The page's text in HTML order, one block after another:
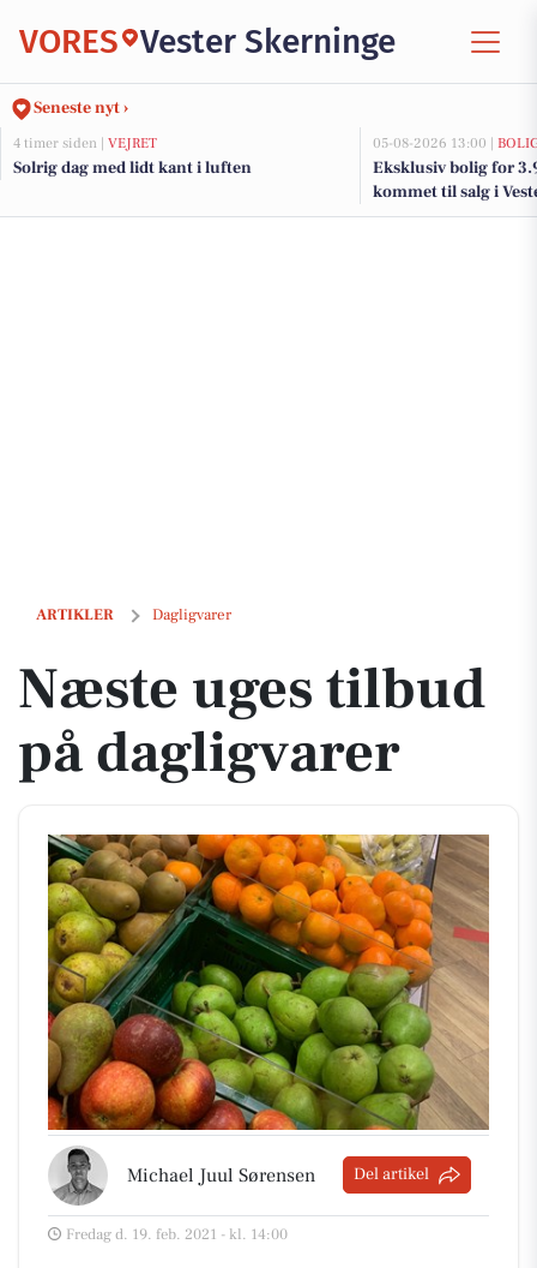
VORES Vester Skerninge
Seneste nyt ›
4 timer siden | VEJRET
Solrig dag med lidt kant i luften
05-08-2026 13:00 |
Eksklusiv bolig for
kommet til salg i
og de dyreste boliger
ARTIKLER Dagligvarer
Næste uges tilbud på dagligvarer
Næste uges tilbud
på dagligvarer
Michael Juul Sørensen Del artikel
Fredag d. 19. feb. 2021 - kl. 14:00